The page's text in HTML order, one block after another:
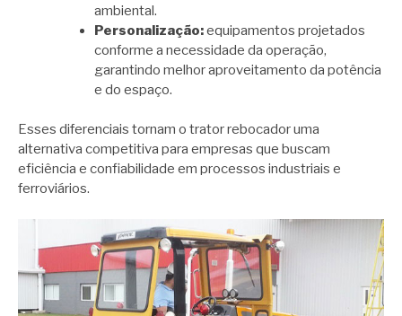
ambiental.
Personalização:equipamentos projetados
conforme a necessidade da operação,
garantindo melhor aproveitamento da potência
e do espaço.
Esses diferenciais tornam o trator rebocador uma
alternativa competitiva para empresas que buscam
eficiência e confiabilidade em processos industriais e
ferroviários.